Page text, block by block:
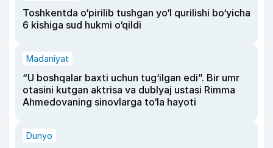
Toshkentda o‘pirilib tushgan yo‘l qurilishi bo‘yicha
6 kishiga sud hukmi o‘qildi
Madaniyat
“U boshqalar baxti uchun tug‘ilgan edi”. Bir umr
otasini kutgan aktrisa va dublyaj ustasi Rimma
Ahmedovaning sinovlarga to‘la hayoti
Dunyo